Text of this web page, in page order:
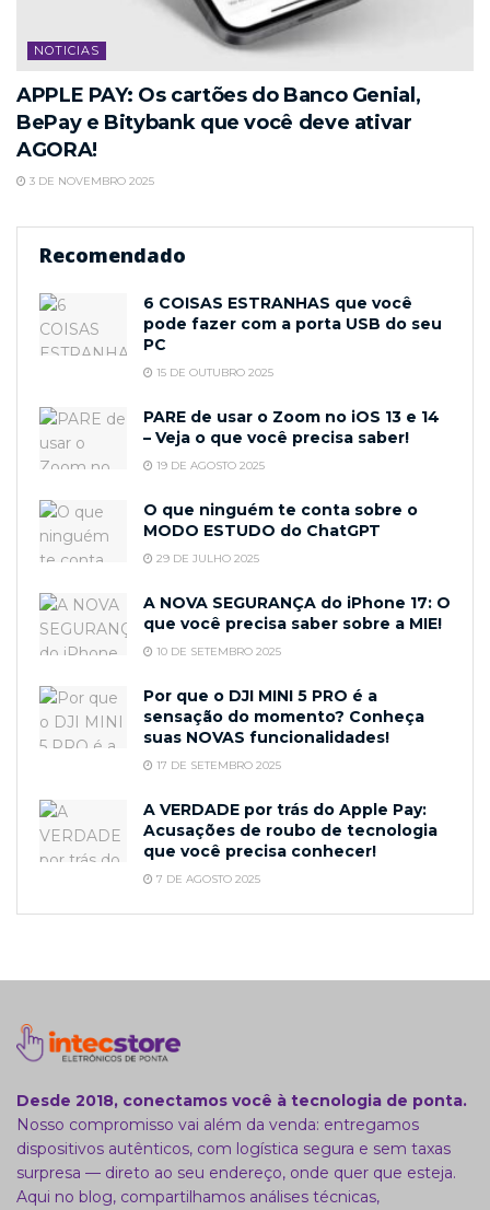
NOTICIAS
APPLE PAY: Os cartões do Banco Genial,
BePay e Bitybank que você deve ativar
AGORA!
3 DE NOVEMBRO 2025
Recomendado
6 COISAS ESTRANHAS que você
pode fazer com a porta USB do seu
PC
15 DE OUTUBRO 2025
PARE de usar o Zoom no iOS 13 e 14
– Veja o que você precisa saber!
19 DE AGOSTO 2025
O que ninguém te conta sobre o
MODO ESTUDO do ChatGPT
29 DE JULHO 2025
A NOVA SEGURANÇA do iPhone 17: O
que você precisa saber sobre a MIE!
10 DE SETEMBRO 2025
Por que o DJI MINI 5 PRO é a
sensação do momento? Conheça
suas NOVAS funcionalidades!
17 DE SETEMBRO 2025
A VERDADE por trás do Apple Pay:
Acusações de roubo de tecnologia
que você precisa conhecer!
7 DE AGOSTO 2025
Desde 2018, conectamos você à tecnologia de ponta.
Nosso compromisso vai além da venda: entregamos
dispositivos autênticos, com logística segura e sem taxas
surpresa — direto ao seu endereço, onde quer que esteja.
Aqui no blog, compartilhamos análises técnicas,